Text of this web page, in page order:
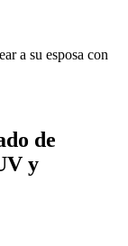
a su esposa con
de
y